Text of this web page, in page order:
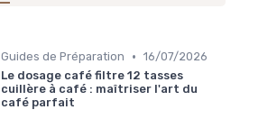
Guides de Préparation • 16/07/2026
Le dosage café filtre 12 tasses
cuillère à café : maîtriser l'art du
café parfait